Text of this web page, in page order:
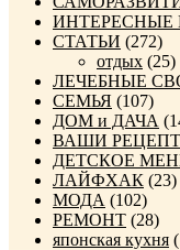
ИНТЕРЕСНЫЕ
СТАТЬИ (272)
отдых (25)
ЛЕЧЕБНЫЕ
СЕМЬЯ (107)
ДОМ и ДАЧА
ВАШИ
ДЕТСКОЕ
ЛАЙФХАК (23)
МОДА (102)
РЕМОНТ (28)
японская кухня